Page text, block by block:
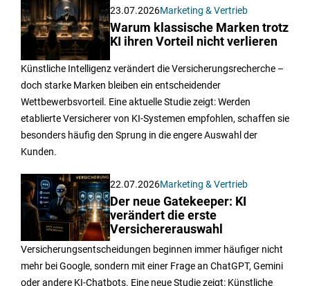
23.07.2026Marketing & Vertrieb
Warum klassische Marken trotz
KI ihren Vorteil nicht verlieren
Künstliche Intelligenz verändert die Versicherungsrecherche –
doch starke Marken bleiben ein entscheidender
Wettbewerbsvorteil. Eine aktuelle Studie zeigt: Werden
etablierte Versicherer von KI-Systemen empfohlen, schaffen sie
besonders häufig den Sprung in die engere Auswahl der
Kunden.
22.07.2026Marketing & Vertrieb
Der neue Gatekeeper: KI
verändert die erste
Versichererauswahl
Versicherungsentscheidungen beginnen immer häufiger nicht
mehr bei Google, sondern mit einer Frage an ChatGPT, Gemini
oder andere KI-Chatbots. Eine neue Studie zeigt: Künstliche